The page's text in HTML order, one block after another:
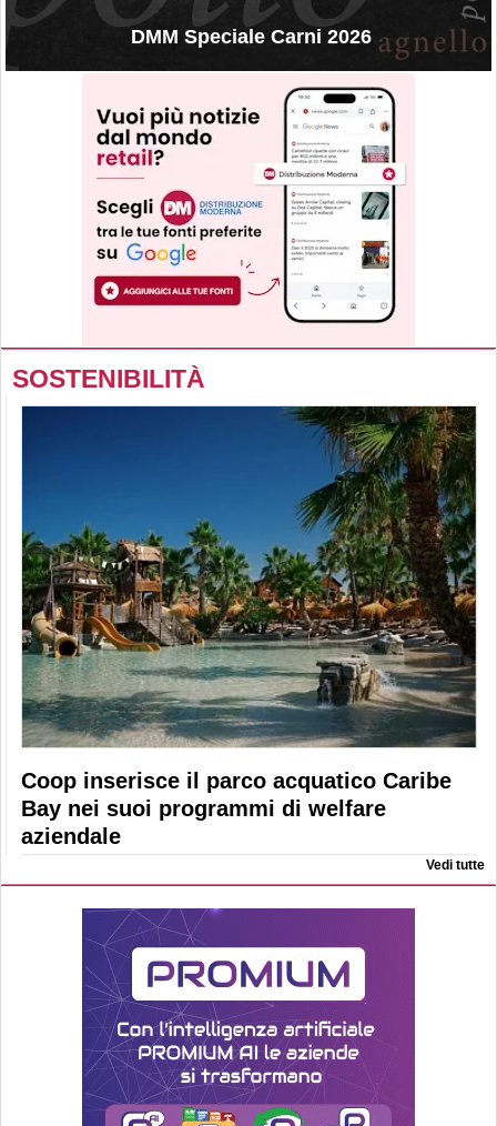
DMM Speciale Carni 2026
SOSTENIBILITÀ
Coop inserisce il parco acquatico Caribe
Bay nei suoi programmi di welfare
aziendale
Vedi tutte